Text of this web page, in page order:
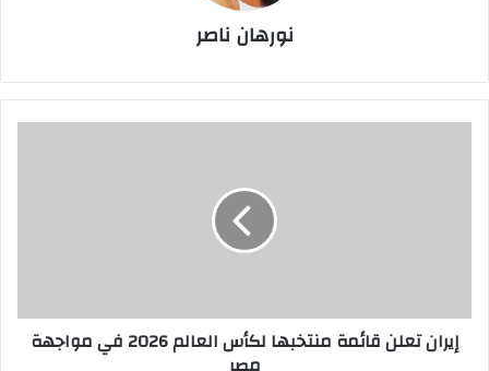
نورهان ناصر
مواجهة
مصر
إيران تعلن قائمة منتخبها لكأس العالم 2026 في مواجهة